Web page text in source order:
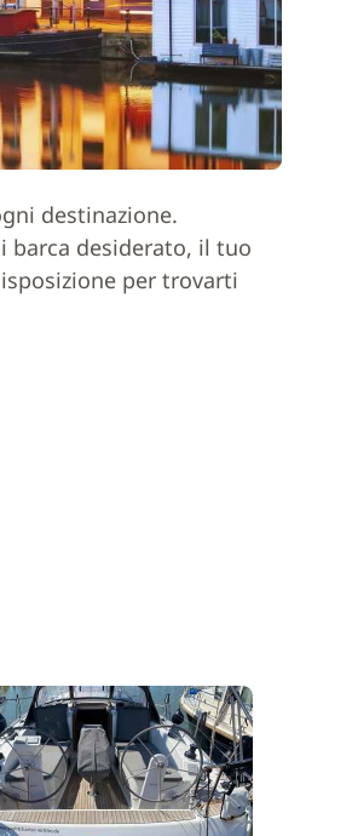
destinazione.
barca desiderato, il tuo
per trovarti